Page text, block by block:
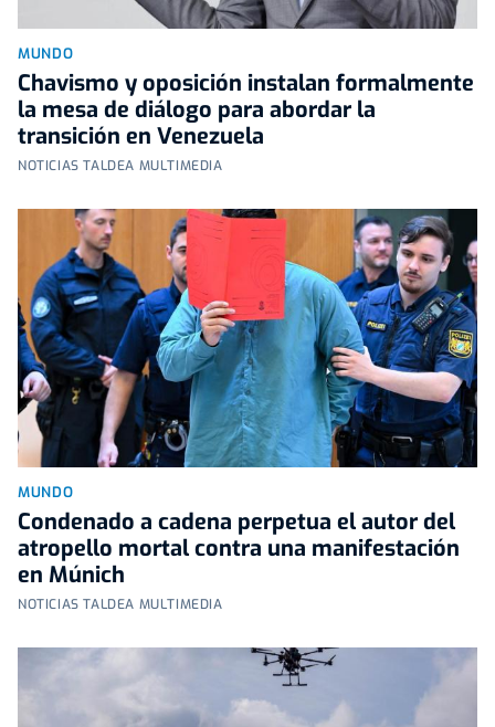
MUNDO
Chavismo y oposición instalan formalmente
la mesa de diálogo para abordar la
transición en Venezuela
NOTICIAS TALDEA MULTIMEDIA
MUNDO
Condenado a cadena perpetua el autor del
atropello mortal contra una manifestación
en Múnich
NOTICIAS TALDEA MULTIMEDIA